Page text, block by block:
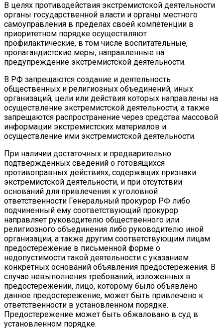
В целях противодействия экстремистской деятельности
органы государственной власти и органы местного
самоуправления в пределах своей компетенции в
приоритетном порядке осуществляют
профилактические, в том числе воспитательные,
пропагандистские меры, направленные на
предупреждение экстремистской деятельности.
В РФ запрещаются создание и деятельность
общественных и религиозных объединений, иных
организаций, цели или действия которых направлены на
осуществление экстремистской деятельности, а также
запрещаются распространение через средства массовой
информации экстремистских материалов и
осуществление ими экстремистской деятельности.
При наличии достаточных и предварительно
подтвержденных сведений о готовящихся
противоправных действиях, содержащих признаки
экстремистской деятельности, и при отсутствии
оснований для привлечения к уголовной
ответственности Генеральный прокурор РФ либо
подчиненный ему соответствующий прокурор
направляет руководителю общественного или
религиозного объединения либо руководителю иной
организации, а также другим соответствующим лицам
предостережение в письменной форме о
недопустимости такой деятельности с указанием
конкретных оснований объявления предостережения. В
случае невыполнения требований, изложенных в
предостережении, лицо, которому было объявлено
данное предостережение, может быть привлечено к
ответственности в установленном порядке.
Предостережение может быть обжаловано в суд в
установленном порядке.